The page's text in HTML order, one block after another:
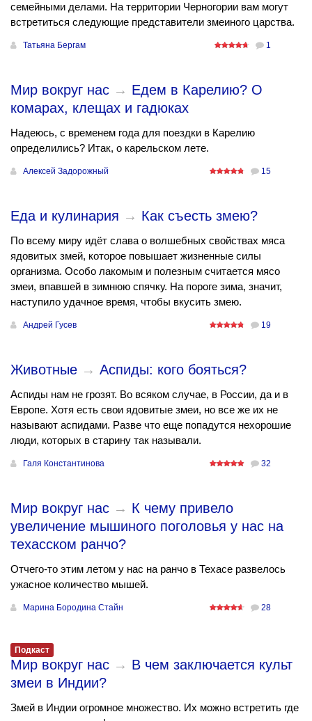
семейными делами. На территории Черногории вам могут
встретиться следующие представители змеиного царства.
Татьяна Бергам 1
Мир вокруг нас → Едем в Карелию? О
комарах, клещах и гадюках
Надеюсь, с временем года для поездки в Карелию
определились? Итак, о карельском лете.
Алексей Задорожный 15
Еда и кулинария → Как съесть змею?
По всему миру идёт слава о волшебных свойствах мяса
ядовитых змей, которое повышает жизненные силы
организма. Особо лакомым и полезным считается мясо
змеи, впавшей в зимнюю спячку. На пороге зима, значит,
наступило удачное время, чтобы вкусить змею.
Андрей Гусев 19
Животные → Аспиды: кого бояться?
Аспиды нам не грозят. Во всяком случае, в России, да и в
Европе. Хотя есть свои ядовитые змеи, но все же их не
называют аспидами. Разве что еще попадутся нехорошие
люди, которых в старину так называли.
Галя Константинова 32
Мир вокруг нас → К чему привело
увеличение мышиного поголовья у нас на
техасском ранчо?
Отчего-то этим летом у нас на ранчо в Техасе развелось
ужасное количество мышей.
Марина Бородина Стайн 28
Подкаст
Мир вокруг нас → В чем заключается культ
змеи в Индии?
Змей в Индии огромное множество. Их можно встретить где